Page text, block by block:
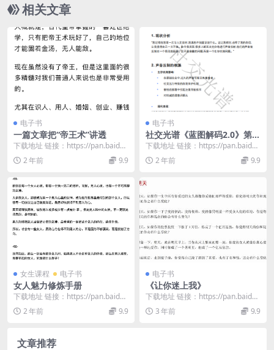
相关文章
电子书
一篇文章把“帝王术”讲透
下载地址 链接：https://pan.baidu.
com/s/1ivKzjvo...
2 年前 9.9
电子书
社交光谱《蓝图解码2.0》第一
部分笔记
下载地址 链接：https://pan.baidu.
com/s/1Io52Y78...
2 年前 9.9
女生课程 电子书
女人魅力修炼手册
下载地址 链接：https://pan.baidu.
com/s/1WDhKunN...
2 年前 9.9
电子书
《让你迷上我》
下载地址 链接：https://pan.baidu.
com/s/1oHph-sS...
3 年前 9.9
文章推荐